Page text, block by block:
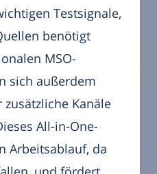
Testsignale,
benötigt
MSO-
sich außerdem
Kanäle
All-in-One-
Arbeitsablauf, da